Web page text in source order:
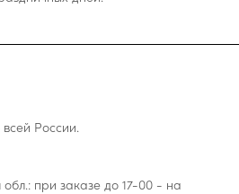
России.
при заказе до 17-00 - на